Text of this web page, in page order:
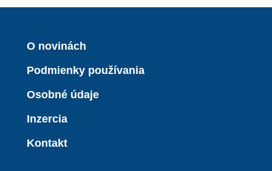
O novinách
Podmienky používania
Osobné údaje
Inzercia
Kontakt